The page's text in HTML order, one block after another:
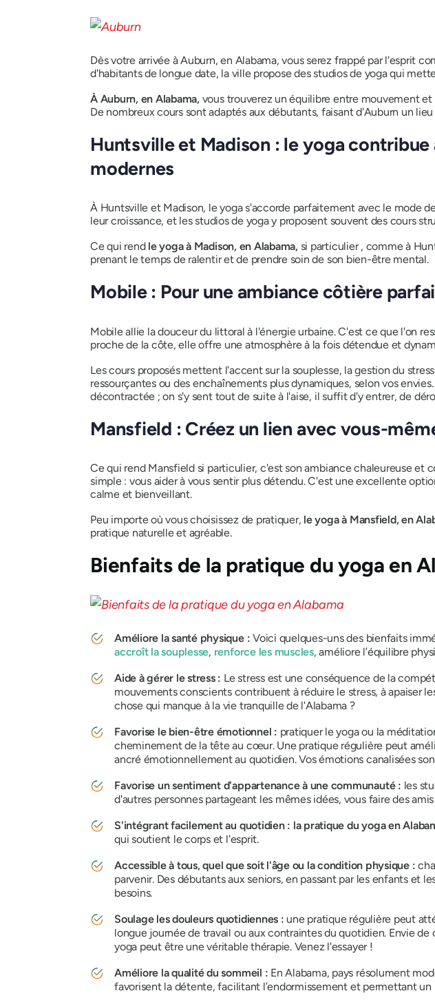
Dès votre arrivée à Auburn, en Alabama, vous serez frappé par l'esprit
d'habitants de longue date, la ville propose des studios de yoga qui
À Auburn, en Alabama,vous trouverez un équilibre entre mouvement et
De nombreux cours sont adaptés aux débutants, faisant d'Auburn un
Huntsville et Madison : le yoga
modernes
À Huntsville et Madison, le yoga s'accorde parfaitement avec le mode
leur croissance, et les studios de yoga y proposent souvent des cours
Ce qui rend le yoga à Madison, en Alabama, si particulier , comme à
prenant le temps de ralentir et de prendre soin de son bien-être mental.
Mobile : Pour une ambiance côtière
Mobile allie la douceur du littoral à l'énergie urbaine. C'est ce que l'on
proche de la côte, elle offre une atmosphère à la fois détendue et
Les cours proposés mettent l'accent sur la souplesse, la gestion du
ressourçantes ou des enchaînements plus dynamiques, selon vos
décontractée ; on s'y sent tout de suite à l'aise, il suffit d'y entrer, de
Mansfield : Créez un lien avec vous-
Ce qui rend Mansfield si particulier, c'est son ambiance chaleureuse et
simple : vous aider à vous sentir plus détendu. C'est une excellente
calme et bienveillant.
Peu importe où vous choisissez de pratiquer, le yoga à Mansfield, en
pratique naturelle et agréable.
Bienfaits de la pratique du yoga en
Améliore la santé physique : Voici quelques-uns des bienfaits
accroît la souplesse, renforce les muscles, améliore l’équilibre
Aide à gérer le stress : Le stress est une conséquence de la
mouvements conscients contribuent à réduire le stress, à apaiser
chose qui manque à la vie tranquille de l'Alabama ?
Favorise le bien-être émotionnel : pratiquer le yoga ou la
cheminement de la tête au cœur. Une pratique régulière peut
ancré émotionnellement au quotidien. Vos émotions canalisées
Favorise un sentiment d'appartenance à une communauté : les
d'autres personnes partageant les mêmes idées, vous faire des
S'intégrant facilement au quotidien : la pratique du yoga en
qui soutient le corps et l'esprit.
Accessible à tous, quel que soit l'âge ou la condition physique :
parvenir. Des débutants aux seniors, en passant par les enfants et
besoins.
Soulage les douleurs quotidiennes : une pratique régulière peut
longue journée de travail ou aux contraintes du quotidien. Envie
yoga peut être une véritable thérapie. Venez l'essayer !
Améliore la qualité du sommeil : En Alabama, pays résolument
favorisent la détente, facilitant l’endormissement et permettant un